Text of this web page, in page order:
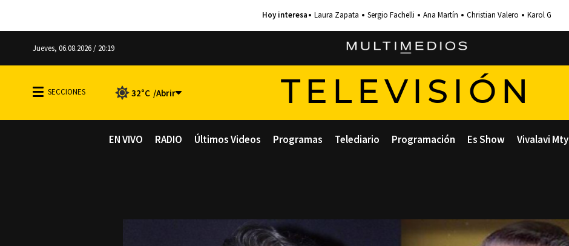
Laura Zapata Sergio Fachelli Ana Martín Christian Valero Karol G
Jueves, 06.08.2026 / 20:19
32°C TELEVISIÓN
EN VIVO RADIO Últimos Videos Programas Telediario Programación Es Show Vivalavi Mty